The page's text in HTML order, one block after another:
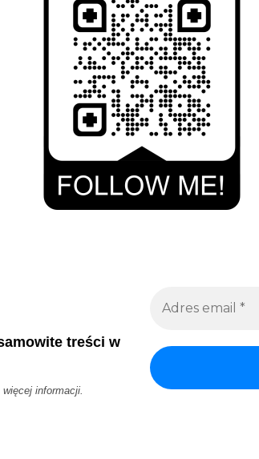
treści w
informacji.